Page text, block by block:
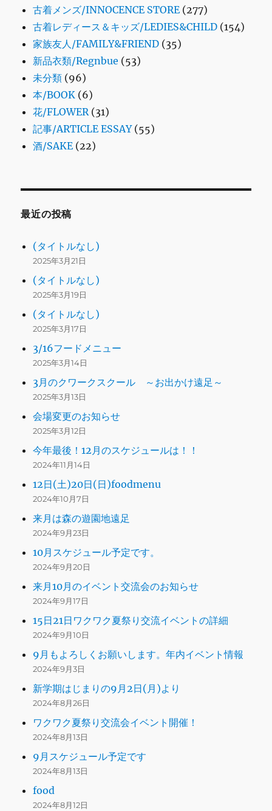
古着メンズ/INNOCENCE STORE (277)
古着レディース＆キッズ/LEDIES&CHILD (154)
家族友人/FAMILY&FRIEND (35)
新品衣類/Regnbue (53)
未分類 (96)
本/BOOK (6)
花/FLOWER(31)
記事/ARTICLE ESSAY(55)
酒/SAKE (22)
最近の投稿
(タイトルなし)
2025年3月21日
(タイトルなし)
2025年3月19日
(タイトルなし)
2025年3月17日
3/16フードメニュー
2025年3月14日
3月のクワークスクール ～お出かけ遠足～
2025年3月13日
会場変更のお知らせ
2025年3月12日
今年最後！12月のスケジュールは！！
2024年11月14日
12日(土)20日(日)foodmenu
2024年10月7日
来月は森の遊園地遠足
2024年9月23日
10月スケジュール予定です。
2024年9月20日
来月10月のイベント交流会のお知らせ
2024年9月17日
15日21日ワクワク夏祭り交流イベントの詳細
2024年9月10日
9月もよろしくお願いします。年内イベント情報
2024年9月3日
新学期はじまりの9月2日(月)より
2024年8月26日
ワクワク夏祭り交流会イベント開催！
2024年8月13日
9月スケジュール予定です
2024年8月13日
food
2024年8月12日